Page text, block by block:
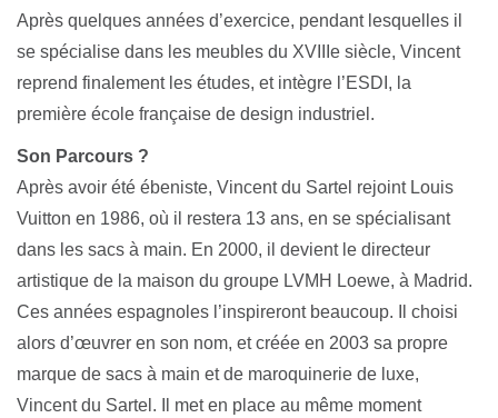
Après quelques années d’exercice, pendant lesquelles il
se spécialise dans les meubles du XVIIIe siècle, Vincent
reprend finalement les études, et intègre l’ESDI, la
première école française de design industriel.
Son Parcours ?
Après avoir été ébeniste, Vincent du Sartel rejoint Louis
Vuitton en 1986, où il restera 13 ans, en se spécialisant
dans les sacs à main. En 2000, il devient le directeur
artistique de la maison du groupe LVMH Loewe, à Madrid.
Ces années espagnoles l’inspireront beaucoup. Il choisi
alors d’œuvrer en son nom, et créée en 2003 sa propre
marque de sacs à main et de maroquinerie de luxe,
Vincent du Sartel. Il met en place au même moment